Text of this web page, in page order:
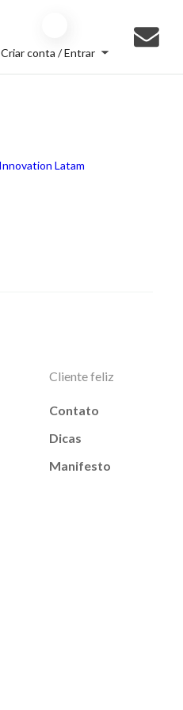
Criar conta / Entrar
Cliente feliz
Contato
Dicas
Manifesto